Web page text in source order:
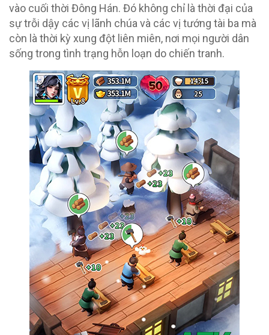
vào cuối thời Đông Hán. Đó không chỉ là thời đại của
sự trỗi dậy các vị lãnh chúa và các vị tướng tài ba mà
còn là thời kỳ xung đột liên miên, nơi mọi người dân
sống trong tình trạng hỗn loạn do chiến tranh.